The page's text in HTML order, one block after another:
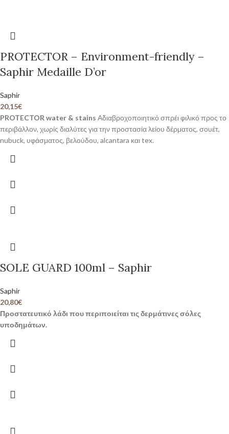
PROTECTOR – Environment-friendly –
Saphir Medaille D’or
Saphir
20,15€
PROTECTOR water & stains Αδιαβροχοποιητικό σπρέι φιλικό προς το
περιβάλλον, χωρίς διαλύτες για την προστασία λείου δέρματος, σουέτ,
nubuck, υφάσματος, βελούδου, alcantara και tex.
SOLE GUARD 100ml – Saphir
Saphir
20,80€
Προστατευτικό λάδι που περιποιείται τις δερμάτινες σόλες
υποδημάτων.